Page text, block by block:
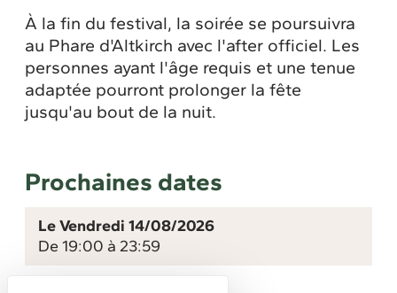
À la fin du festival, la soirée se poursuivra
au Phare d'Altkirch avec l'after officiel. Les
personnes ayant l'âge requis et une tenue
adaptée pourront prolonger la fête
jusqu'au bout de la nuit.
Prochaines dates
Le Vendredi 14/08/2026
De 19:00 à 23:59